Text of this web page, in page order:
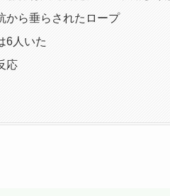
から垂らされたロープ
6人いた
応